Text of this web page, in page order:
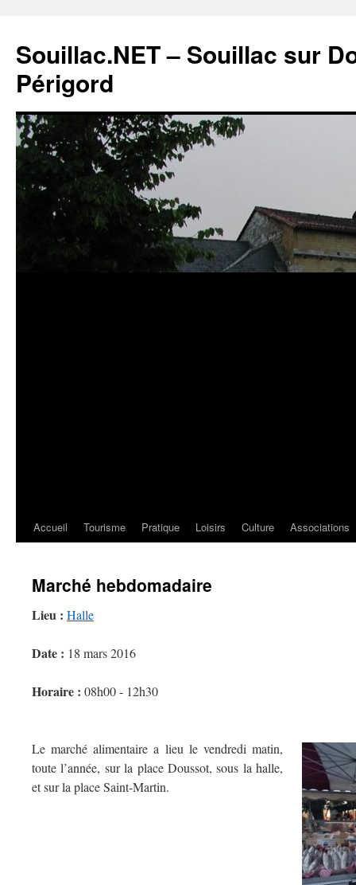
Souillac.NET – Souillac sur
Périgord
Accueil Tourisme Pratique Loisirs Culture Associations
Marché hebdomadaire
Lieu : Halle
Date : 18 mars 2016
Horaire : 08h00 - 12h30
Le marché alimentaire a lieu le vendredi matin,
toute l’année, sur la place Doussot, sous la halle,
et sur la place Saint-Martin.